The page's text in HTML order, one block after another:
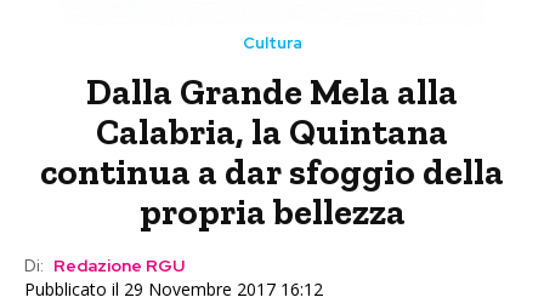
Cultura
Dalla Grande Mela alla
Calabria, la Quintana
continua a dar sfoggio della
propria bellezza
Di: Redazione RGU
Pubblicato il 29 Novembre 2017 16:12